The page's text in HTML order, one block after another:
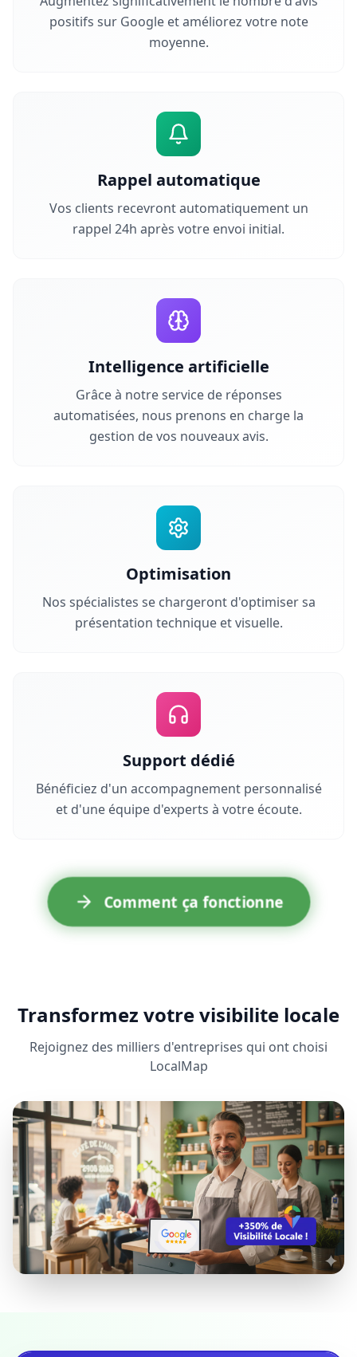
positifs sur Google et améliorez votre note
moyenne.
Rappel automatique
Vos clients recevront automatiquement un
rappel 24h après votre envoi initial.
Intelligence artificielle
Grâce à notre service de réponses
automatisées, nous prenons en charge la
gestion de vos nouveaux avis.
Optimisation
Nos spécialistes se chargeront d'optimiser sa
présentation technique et visuelle.
Support dédié
Bénéficiez d'un accompagnement personnalisé
et d'une équipe d'experts à votre écoute.
Comment ça fonctionne
Transformez votre visibilite locale
Rejoignez des milliers d'entreprises qui ont choisi
LocalMap